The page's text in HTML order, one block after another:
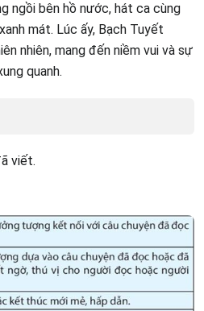
ngồi bên hồ nước, hát ca cùng
mát. Lúc ấy, Bạch Tuyết
nhiên, mang đến niềm vui và sự
quanh.
viết.